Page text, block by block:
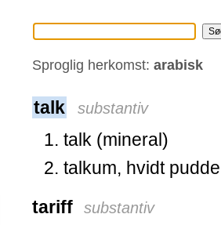
Sproglig herkomst: arabisk
talk substantiv
talk (mineral)
talkum, hvidt
tariff
substantiv